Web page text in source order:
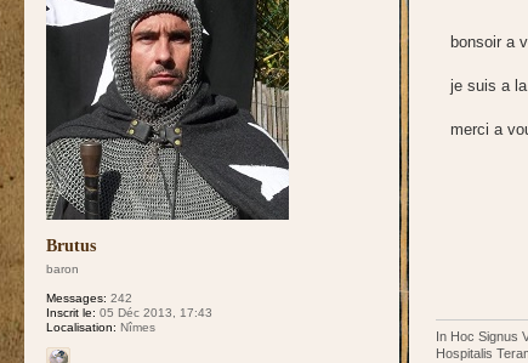
Brutus
baron
Messages: 242
Inscrit le: 05 Déc 2013, 17:43
Localisation: Nîmes
bonsoir a
je suis a
merci a
In Hoc Signus
Hospitalis